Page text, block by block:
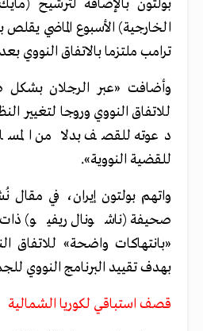
بولتون بالإضافة لترشيح
الخارجية) الأسبوع الماضي
ترامب ملتزما بالاتفاق النووي
وأضافت «عبر الرجلان
للاتفاق النووي وروجا لتغيير
دعوته للقصف بدلا من
للقضية النووية».
صحيفة (ناشونال ريفيو)
بهدف تقييد البرنامج النووي
قصف استباقي لكوريا الشمالية